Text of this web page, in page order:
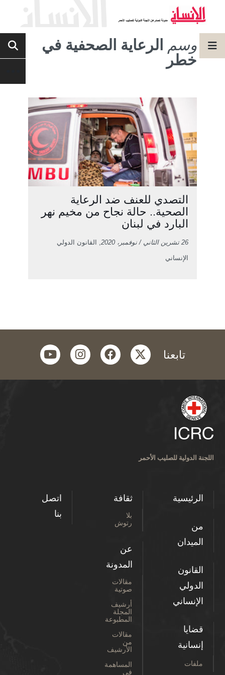
وسم الرعاية الصحفية في
خطر
التصدي للعنف ضد الرعاية
الصحية.. حالة نجاح من مخيم نهر
البارد في لبنان
26 تشرين الثاني / نوفمبر، 2020 , القانون الدولي
الإنساني
تابعنا twitter
facebook
instagram
youtube
اللجنة الدولية للصليب الأحمر
الرئيسية
من
الميدان
القانون
الدولي
الإنساني
قضايا
إنسانية
ملفات
ثقافة
بلا
رتوش
عن
المدونة
مقالات
صوتية
أرشيف
المجلة
المطبوعة
مقالات
من
الأرشيف
المساهمة
في
اتصل
بنا